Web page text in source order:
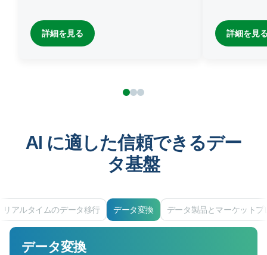
詳細を見る 詳細を見
AI に適した信頼できるデー
タ基盤
リアルタイムのデータ移行 データ変換 データ製品とマーケットプ
データ変換